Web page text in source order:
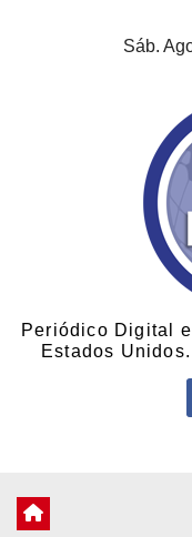
Sáb.
Periódico Digital
Estados